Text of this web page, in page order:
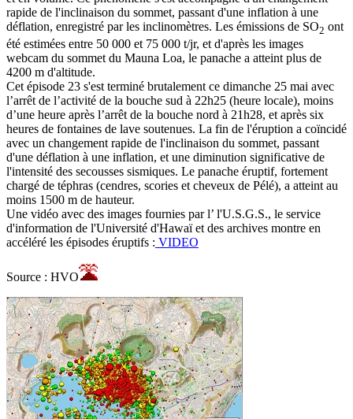
rapide de l'inclinaison du sommet, passant d'une inflation à une
déflation, enregistré par les inclinomètres. Les émissions de SO2 ont
été estimées entre 50 000 et 75 000 t/jr, et d'après les images
webcam du sommet du Mauna Loa, le panache a atteint plus de
4200 m d'altitude.
Cet épisode 23 s'est terminé brutalement ce dimanche 25 mai avec
l’arrêt de l’activité de la bouche sud à 22h25 (heure locale), moins
d’une heure après l’arrêt de la bouche nord à 21h28, et après six
heures de fontaines de lave soutenues. La fin de l'éruption a coïncidé
avec un changement rapide de l'inclinaison du sommet, passant
d'une déflation à une inflation, et une diminution significative de
l'intensité des secousses sismiques. Le panache éruptif, fortement
chargé de téphras (cendres, scories et cheveux de Pélé), a atteint au
moins 1500 m de hauteur.
Une vidéo avec des images fournies par l’ l'U.S.G.S., le service
d'information de l'Université d'Hawaï et des archives montre en
accéléré les épisodes éruptifs : VIDEO
Source : HVO